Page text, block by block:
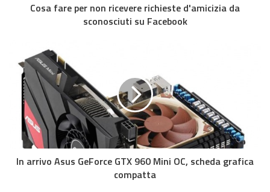
Cosa fare per non ricevere richieste d'amicizia da
sconosciuti su Facebook
In arrivo Asus GeForce GTX 960 Mini OC, scheda grafica
compatta